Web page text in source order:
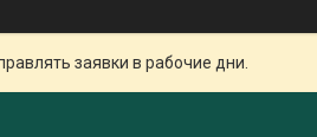
заявки в рабочие дни.